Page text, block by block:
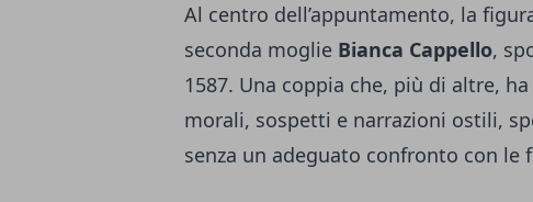
Al centro dell’appuntamento, la
seconda moglie Bianca Cappello,
1587. Una coppia che, più di altre,
morali, sospetti e narrazioni ostili,
senza un adeguato confronto con le